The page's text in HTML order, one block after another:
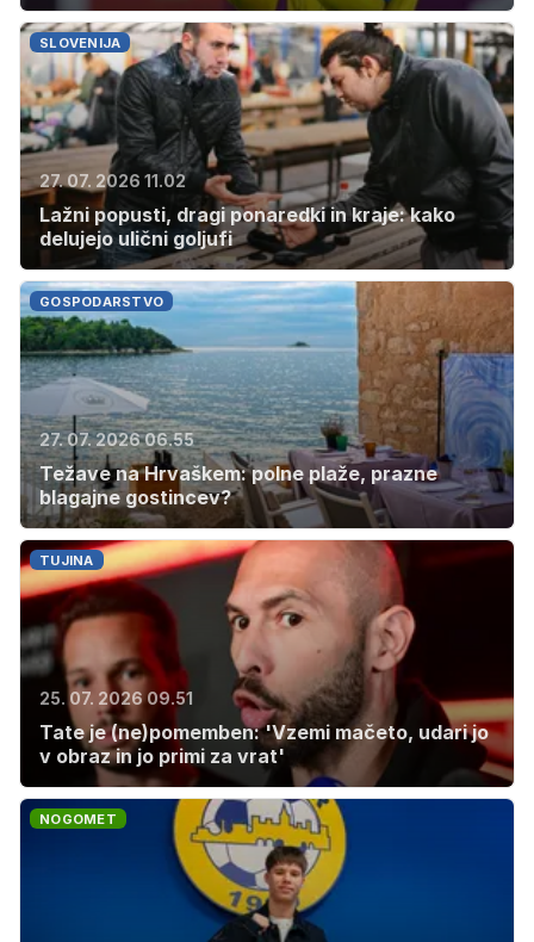
SLOVENIJA
27. 07. 2026 11.02
Lažni popusti, dragi ponaredki in kraje: kako
delujejo ulični goljufi
GOSPODARSTVO
27. 07. 2026 06.55
Težave na Hrvaškem: polne plaže, prazne
blagajne gostincev?
TUJINA
25. 07. 2026 09.51
Tate je (ne)pomemben: 'Vzemi mačeto, udari jo
v obraz in jo primi za vrat'
NOGOMET